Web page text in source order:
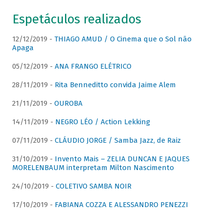
Espetáculos realizados
12/12/2019 - THIAGO AMUD / O Cinema que o Sol não
Apaga
05/12/2019 - ANA FRANGO ELÉTRICO
28/11/2019 - Rita Benneditto convida Jaime Alem
21/11/2019 - OUROBA
14/11/2019 - NEGRO LÉO / Action Lekking
07/11/2019 - CLÁUDIO JORGE / Samba Jazz, de Raiz
31/10/2019 - Invento Mais – ZELIA DUNCAN E JAQUES
MORELENBAUM interpretam Milton Nascimento
24/10/2019 - COLETIVO SAMBA NOIR
17/10/2019 - FABIANA COZZA E ALESSANDRO PENEZZI